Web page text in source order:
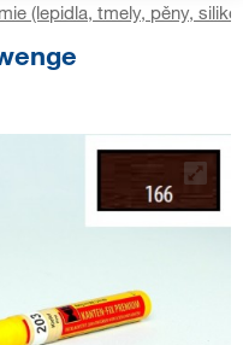
(lepidla, tmely, pěny,